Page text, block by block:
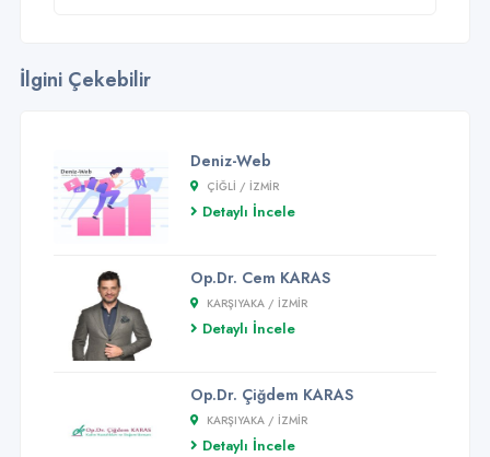
İlgini Çekebilir
Deniz-Web
ÇIĞLI / İZMİR
Detaylı İncele
Op.Dr. Cem KARAS
KARŞIYAKA / İZMİR
Detaylı İncele
Op.Dr. Çiğdem KARAS
KARŞIYAKA / İZMİR
Detaylı İncele